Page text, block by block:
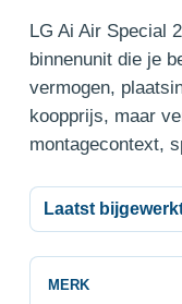
LG Ai Air Special
binnenunit die je
vermogen,
koopprijs, maar
montagecontext,
Laatst
MERK